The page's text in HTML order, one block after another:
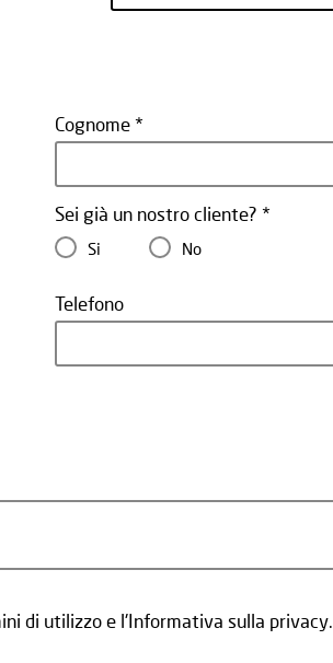
Cognome
Sei già un nostro cliente?
Si No
Telefono
di utilizzo e l'Informativa sulla privacy.